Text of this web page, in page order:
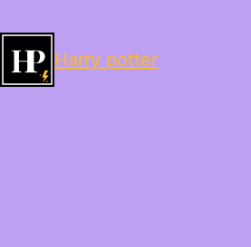
Harry potter